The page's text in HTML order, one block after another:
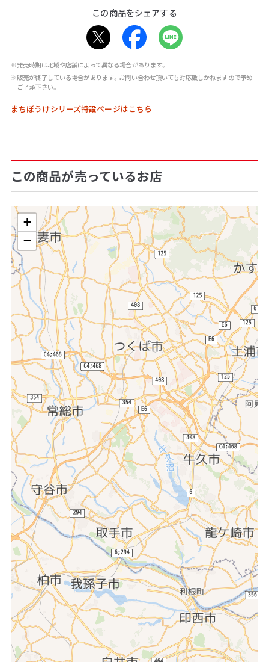
この商品をシェアする
※発売時期は地域や店舗によって異なる場合があります。
※販売が終了している場合があります。お問い合わせ頂いても対応致しかねますので予め
ご了承下さい。
まちぼうけシリーズ特設ページはこちら
この商品が売っているお店
+
−